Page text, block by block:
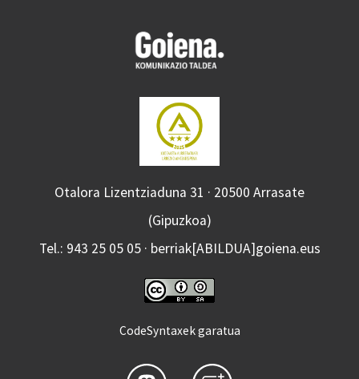
Otalora Lizentziaduna 31 · 20500 Arrasate
(Gipuzkoa)
Tel.: 943 25 05 05 · berriak[ABILDUA]goiena.eus
CodeSyntaxek garatua